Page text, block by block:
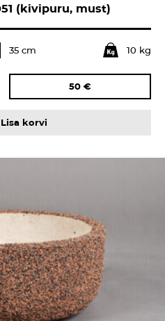
(kivipuru, must)
35 cm 10 kg
50 €
Lisa korvi